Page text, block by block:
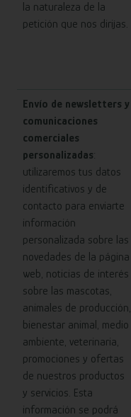
la naturaleza de la
petición que nos dirijas.
Envío de newsletters y
comunicaciones
comerciales
personalizadas:
utilizaremos tus datos
identificativos y de
contacto para enviarte
información
personalizada sobre las
novedades de la página
web, noticias de interés
sobre las mascotas,
animales de producción,
bienestar animal, medio
ambiente, veterinaria,
promociones y ofertas
de nuestros productos
y servicios. Esta
información se podrá